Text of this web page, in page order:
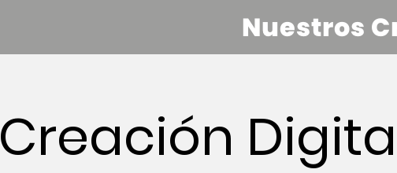
Nuestros
Creación